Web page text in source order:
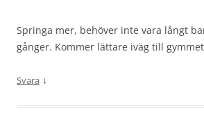
Springa mer, behöver inte vara långt
gånger. Kommer lättare iväg till
Svara ↓